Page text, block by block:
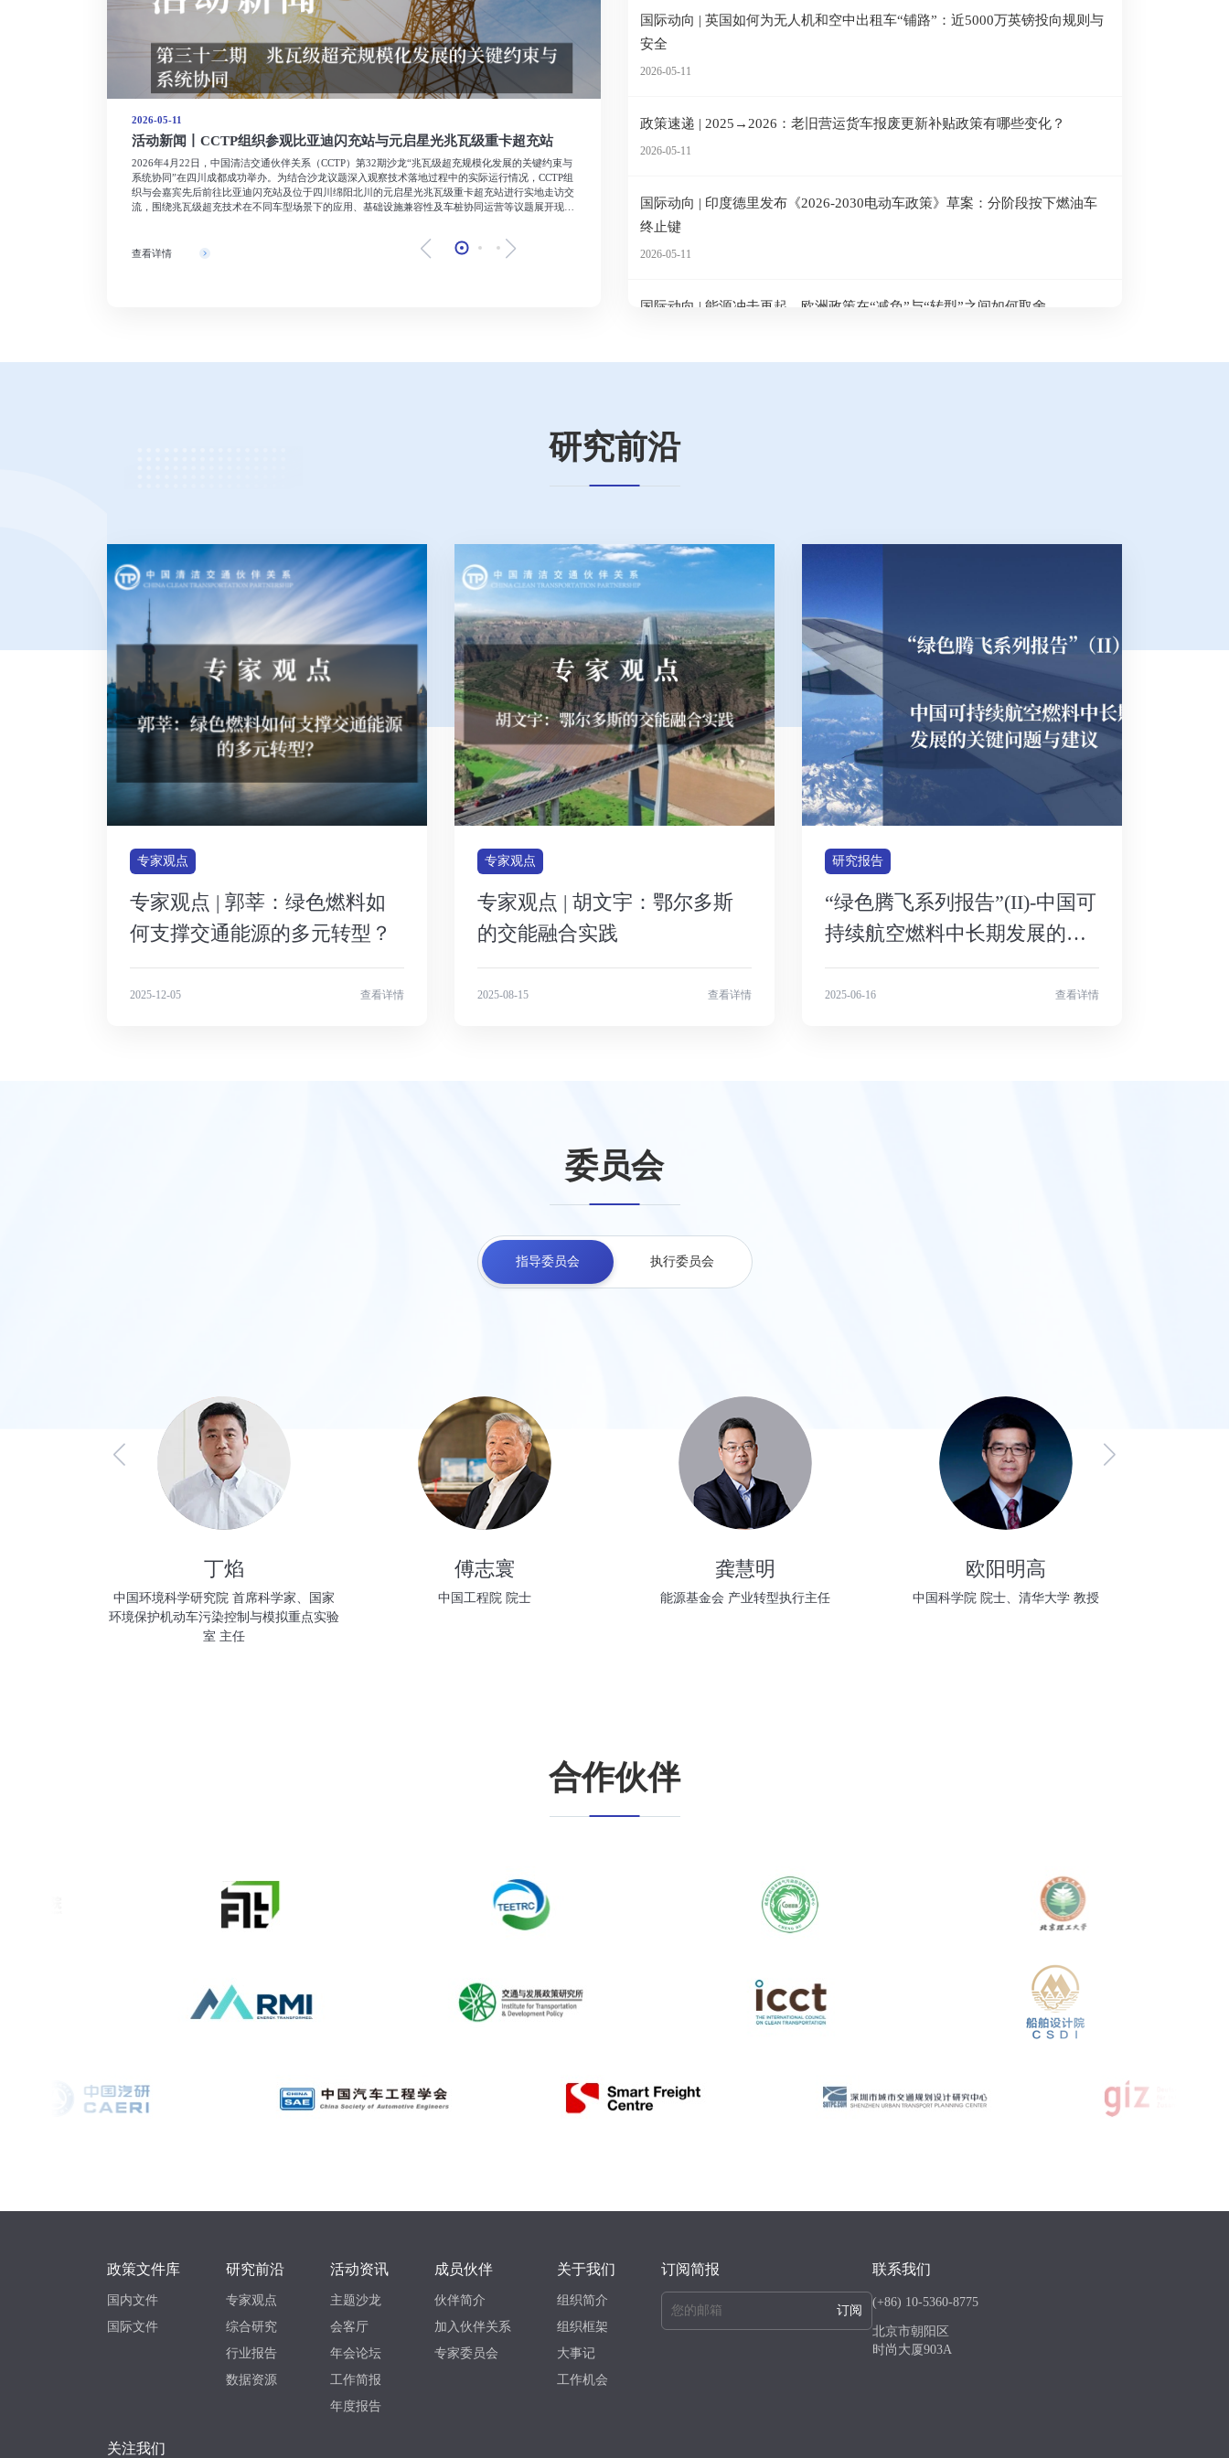
2026-05-11
活动新闻丨CCTP组织参观比亚迪闪充站与元启星光兆瓦级重卡超充站
2026年4月22日，中国清洁交通伙伴关系（CCTP）第32期沙龙“兆瓦级超充规模化发展的关键约束与
系统协同”在四川成都成功举办。为结合沙龙议题深入观察技术落地过程中的实际运行情况，CCTP组
织与会嘉宾先后前往比亚迪闪充站及位于四川绵阳北川的元启星光兆瓦级重卡超充站进行实地走访交
流，围绕兆瓦级超充技术在不同车型场景下的应用、基础设施兼容性及车桩协同运营等议题展开现场
查看详情
2026-05-08
充电运营企业及重卡产业链的四十余位专家学者与行业代表，围绕新能源重卡兆瓦级超充在规模化应
用中的场景特征、电网承载、车桩网协同等核心议题展开深入交流。
查看详情
国际动向 | 英国如何为无人机和空中出租车“铺路”：近5000万英镑投向规则与
安全
2026-05-11
政策速递 | 2025→2026：老旧营运货车报废更新补贴政策有哪些变化？
2026-05-11
国际动向 | 印度德里发布《2026-2030电动车政策》草案：分阶段按下燃油车
终止键
2026-05-11
国际动向 | 能源冲击再起，欧洲政策在“减负”与“转型”之间如何取舍
政策速递 | 海事局明确航运绿色低碳转型目标与重点任务
热点研究｜清华大学贺克斌-刘欢团队：全球贸易相关交通二氧化碳排放的多
尺度图谱
研究前沿
专家观点
专家观点 | 郭莘：绿色燃料如
何支撑交通能源的多元转型？
2025-12-05 查看详情
专家观点
专家观点 | 胡文宇：鄂尔多斯
的交能融合实践
2025-08-15 查看详情
研究报告
“绿色腾飞系列报告”(II)-中国可
持续航空燃料中长期发展的关
键问题与建议
2025-06-16 查看详情
委员会
指导委员会 执行委员会
丁焰
中国环境科学研究院 首席科学家、国家
环境保护机动车污染控制与模拟重点实验
室 主任
傅志寰
中国工程院 院士
龚慧明
能源基金会 产业转型执行主任
欧阳明高
中国科学院 院士、清华大学 教授
安锋
能源与交通创新中心 名誉指导主任
郝春晓
中国环境科学研究院机动车排污监控中心
政策研究室副主任
清华大学环境学院 长聘教授
中国汽车技术研究中心 首席专家、中国
汽车战略与政策研究中心 副主任
合作伙伴
政策文件库
国内文件
国际文件
研究前沿
专家观点
综合研究
行业报告
数据资源
活动资讯
主题沙龙
会客厅
年会论坛
工作简报
年度报告
成员伙伴
伙伴简介
加入伙伴关系
专家委员会
关于我们
组织简介
组织框架
大事记
工作机会
订阅简报
订阅
联系我们
(+86) 10-5360-8775
北京市朝阳区
时尚大厦903A
关注我们